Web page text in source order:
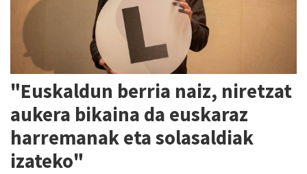
"Euskaldun berria naiz, niretzat
aukera bikaina da euskaraz
harremanak eta solasaldiak
izateko"